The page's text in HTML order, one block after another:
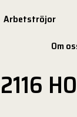
Arbetströjor
Om
2116